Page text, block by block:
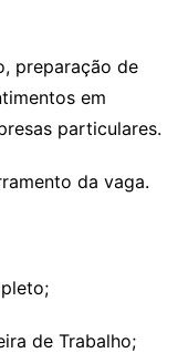
preparação de
em
particulares.
da vaga.
de Trabalho;